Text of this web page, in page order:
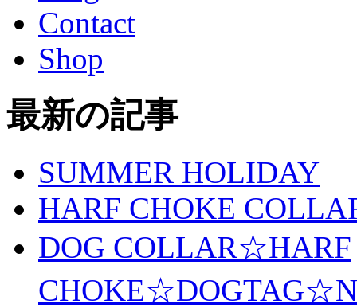
Contact
Shop
最新の記事
SUMMER HOLIDAY
HARF CHOKE
DOG COLLAR☆HARF